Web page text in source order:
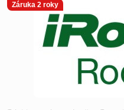
Záruka 2 roky